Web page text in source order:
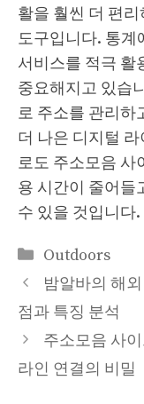
활을 훨씬 더 편
도구입니다. 통계
서비스를 적극 활
중요해지고 있습
로 주소를 관리하
더 나은 디지털
로도 주소모음 사
용 시간이 줄어들
수 있을 것입니다.
카
테
고
리
Outdoors
밤알바의 해
점과 특징 분석
주소모음 사
라인 연결의 비밀